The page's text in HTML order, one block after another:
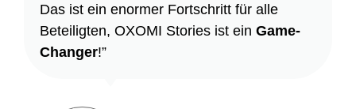
Das ist ein enormer Fortschritt für alle
Beteiligten, OXOMI Stories ist ein Game-
Changer!”